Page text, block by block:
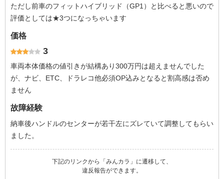
ただし前車のフィットハイブリッド（GP1）と比べると悪いので
評価としては★3つになっちゃいます
価格
3
車両本体価格の値引きが結構あり300万円は超えませんでした
が、ナビ、ETC、ドラレコ他必須OP込みとなると割高感は否め
ません
故障経験
納車後ハンドルのセンターが若干左にズレていて調整してもらい
ました。
下記のリンクから「みんカラ」に遷移して、
違反報告ができます。